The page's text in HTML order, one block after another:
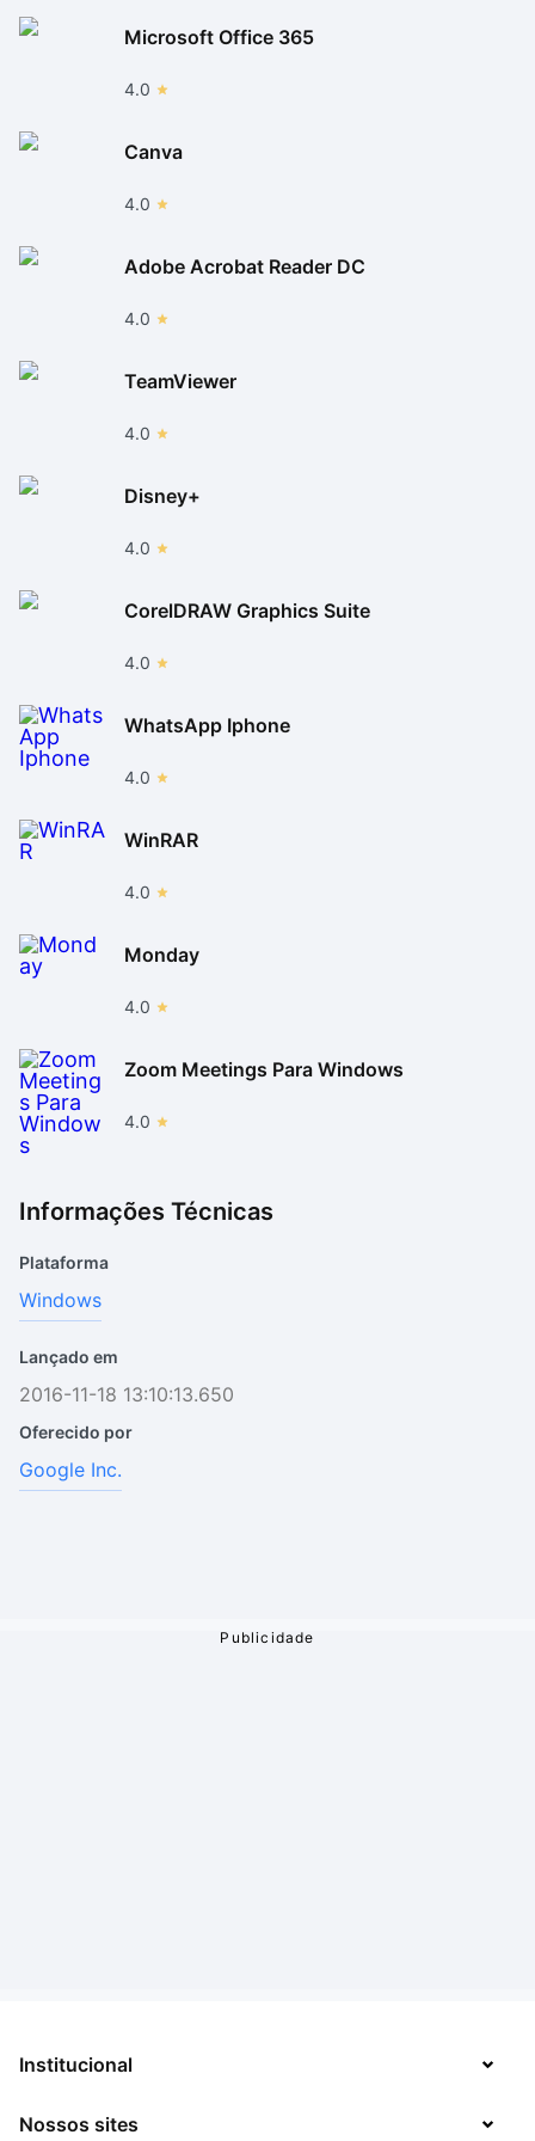
Google+
– servindo como uma espécie de convite
performance.
Microsoft Office 365
4.0
Canva
4.0
Adobe Acrobat Reader DC
4.0
TeamViewer
4.0
Disney+
4.0
CorelDRAW Graphics Suite
4.0
WhatsApp Iphone
4.0
WinRAR
4.0
Monday
4.0
Zoom Meetings Para Windows
4.0
Informações Técnicas
Plataforma
Windows
Lançado em
2016-11-18 13:10:13.650
Oferecido por
Google Inc.
Institucional
Sobre
Nossos sites